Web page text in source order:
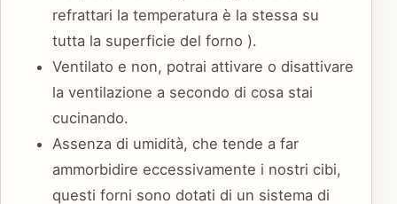
refrattari la temperatura è la stessa su
tutta la superficie del forno ).
Ventilato e non, potrai attivare o disattivare
la ventilazione a secondo di cosa stai
cucinando.
Assenza di umidità, che tende a far
ammorbidire eccessivamente i nostri cibi,
questi forni sono dotati di un sistema di